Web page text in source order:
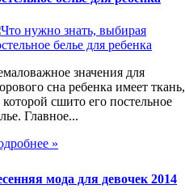
значения для
сна ребенка имеет ткань,
которой сшито его постельное
Главное...
»
мода для девочек 2014